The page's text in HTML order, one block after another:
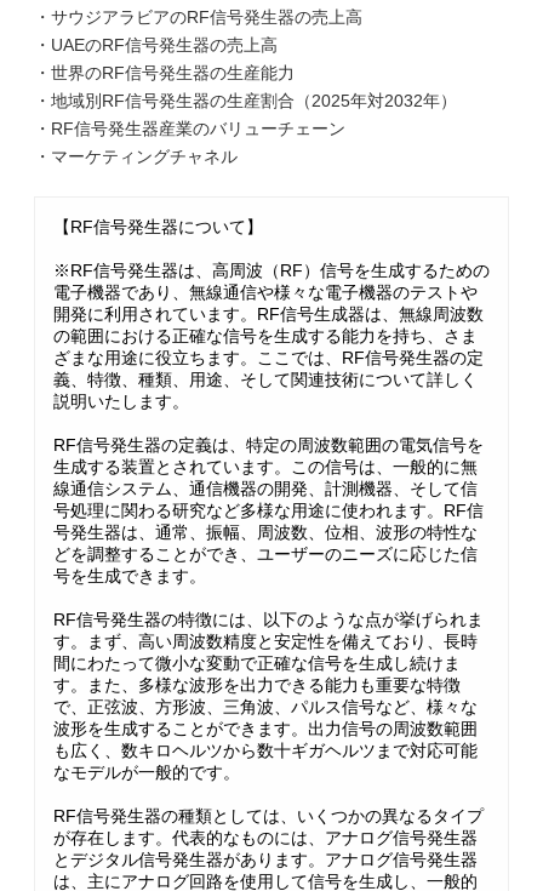
・サウジアラビアのRF信号発生器の売上高
・UAEのRF信号発生器の売上高
・世界のRF信号発生器の生産能力
・地域別RF信号発生器の生産割合（2025年対2032年）
・RF信号発生器産業のバリューチェーン
・マーケティングチャネル
【RF信号発生器について】
※RF信号発生器は、高周波（RF）信号を生成するための
電子機器であり、無線通信や様々な電子機器のテストや
開発に利用されています。RF信号生成器は、無線周波数
の範囲における正確な信号を生成する能力を持ち、さま
ざまな用途に役立ちます。ここでは、RF信号発生器の定
義、特徴、種類、用途、そして関連技術について詳しく
説明いたします。
RF信号発生器の定義は、特定の周波数範囲の電気信号を
生成する装置とされています。この信号は、一般的に無
線通信システム、通信機器の開発、計測機器、そして信
号処理に関わる研究など多様な用途に使われます。RF信
号発生器は、通常、振幅、周波数、位相、波形の特性な
どを調整することができ、ユーザーのニーズに応じた信
号を生成できます。
RF信号発生器の特徴には、以下のような点が挙げられま
す。まず、高い周波数精度と安定性を備えており、長時
間にわたって微小な変動で正確な信号を生成し続けま
す。また、多様な波形を出力できる能力も重要な特徴
で、正弦波、方形波、三角波、パルス信号など、様々な
波形を生成することができます。出力信号の周波数範囲
も広く、数キロヘルツから数十ギガヘルツまで対応可能
なモデルが一般的です。
RF信号発生器の種類としては、いくつかの異なるタイプ
が存在します。代表的なものには、アナログ信号発生器
とデジタル信号発生器があります。アナログ信号発生器
は、主にアナログ回路を使用して信号を生成し、一般的